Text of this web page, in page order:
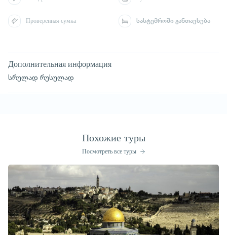
Дополнительная информация
სრულად რუსულად
Проверенная сумка სასტუმროში განთავსება
Похожие туры
Посмотреть все туры